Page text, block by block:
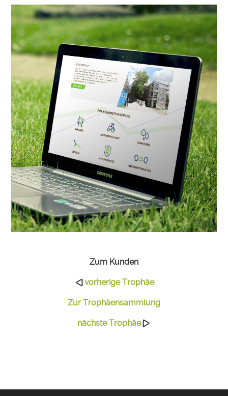
Zum Kunden
vorherige Trophäe
Zur Trophäensammlung
nächste Trophäe